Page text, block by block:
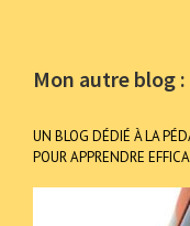
Mon autre blog :
UN BLOG DÉDIÉ À LA
POUR APPRENDRE